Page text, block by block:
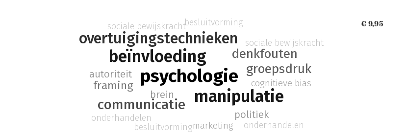
psychologie
beïnvloeding
manipulatie
overtuigingstechnieken
communicatie
denkfouten
groepsdruk
framing
brein
politiek
autoriteit
cognitieve bias
marketing
besluitvorming
sociale bewijskracht
onderhandelen
besluitvorming
sociale bewijskracht
onderhandelen
€ 9,95